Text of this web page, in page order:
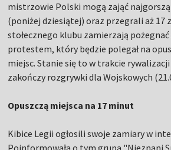
mistrzowie Polski mogą zająć
(poniżej dziesiątej) oraz przegrali aż 17
stołecznego klubu zamierzają
protestem, który będzie polegał na
miejsc. Stanie się to w trakcie
zakończy rozgrywki dla Wojskowych
Opuszczą miejsca na 17 minut
Kibice Legii ogłosili swoje zamiary w